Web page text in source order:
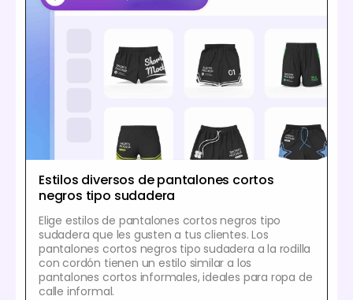
Estilos diversos de pantalones cortos
negros tipo sudadera
Elige estilos de pantalones cortos negros tipo
sudadera que les gusten a tus clientes. Los
pantalones cortos negros tipo sudadera a la rodilla
con cordón tienen un estilo similar a los
pantalones cortos informales, ideales para ropa de
calle informal.